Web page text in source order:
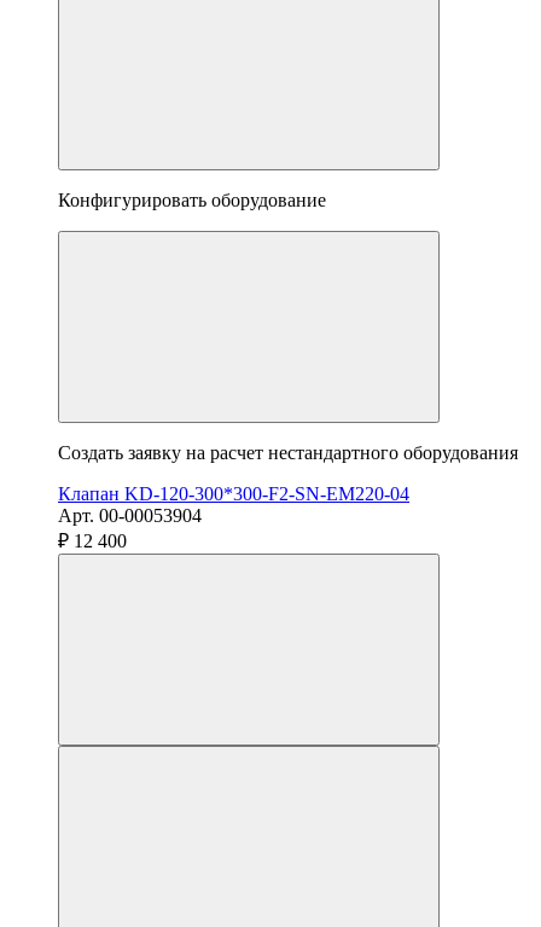
Конфигурировать оборудование
Создать заявку на расчет нестандартного оборудования
Клапан KD-120-300*300-F2-SN-EM220-04
Арт. 00-00053904
₽ 12 400